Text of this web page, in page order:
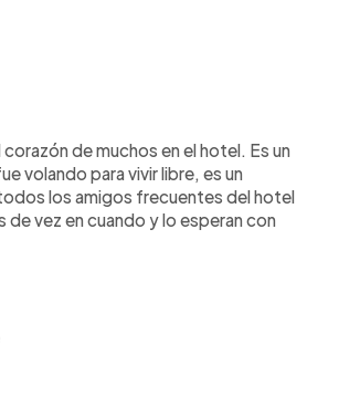
de muchos en el hotel. Es un
volando para vivir libre, es un
los amigos frecuentes del hotel
vez en cuando y lo esperan con